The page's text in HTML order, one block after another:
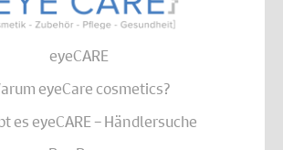
eyeCARE
eyeCare cosmetics?
es eyeCARE – Händlersuche